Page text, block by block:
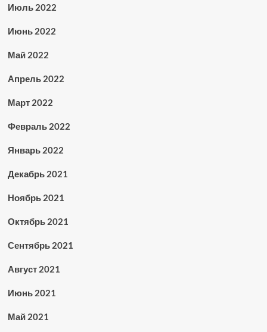
Июль 2022
Июнь 2022
Май 2022
Апрель 2022
Март 2022
Февраль 2022
Январь 2022
Декабрь 2021
Ноябрь 2021
Октябрь 2021
Сентябрь 2021
Август 2021
Июнь 2021
Май 2021